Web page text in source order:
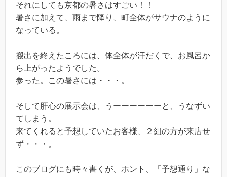
それにしても京都の暑さはすごい！！
暑さに加えて、雨まで降り、町全体がサウナのように
なっている。
搬出を終えたころには、体全体が汗だくで、お風呂か
ら上がったようでした。
参った。この暑さには・・・。
そして肝心の展示会は、うーーーーーーと、うなずい
てしまう。
来てくれると予想していたお客様、２組の方が来店せ
ず・・・。
このブログにも時々書くが、ホント、「予想通り」な